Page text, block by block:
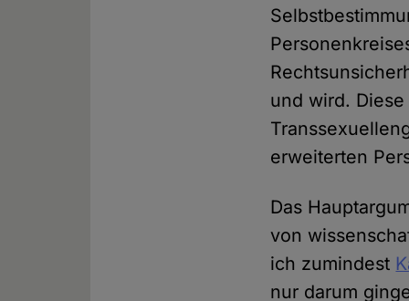
und wird.
erweiterten
Das
von
ich zumindest
nur darum